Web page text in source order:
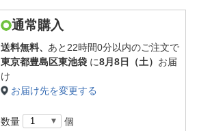
通常購入
送料無料、 あと22時間0分以内のご注文で
東京都豊島区東池袋 に8月8日（土） お届
け
お届け先を変更する
数量 個